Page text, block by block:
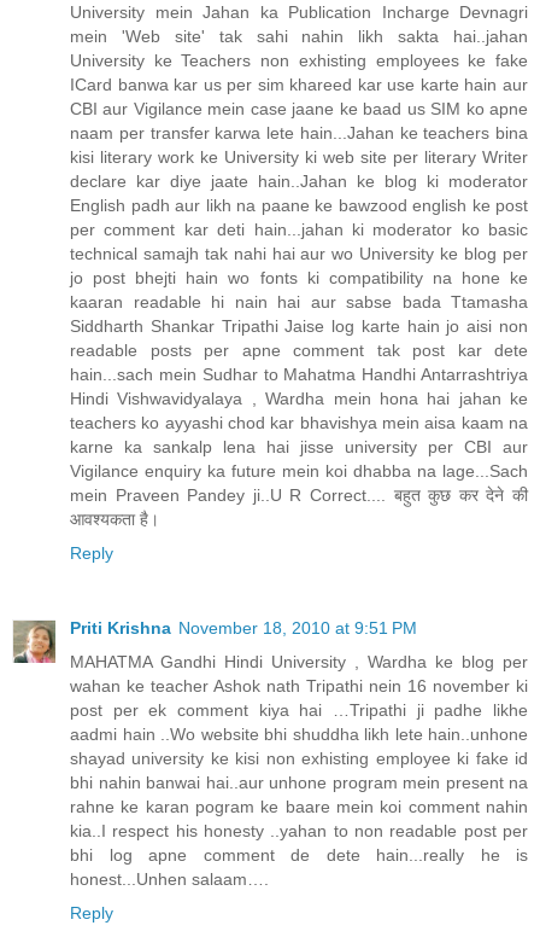
University mein Jahan ka Publication Incharge Devnagri
mein 'Web site' tak sahi nahin likh sakta hai..jahan
University ke Teachers non exhisting employees ke fake
ICard banwa kar us per sim khareed kar use karte hain aur
CBI aur Vigilance mein case jaane ke baad us SIM ko apne
naam per transfer karwa lete hain...Jahan ke teachers bina
kisi literary work ke University ki web site per literary Writer
declare kar diye jaate hain..Jahan ke blog ki moderator
English padh aur likh na paane ke bawzood english ke post
per comment kar deti hain...jahan ki moderator ko basic
technical samajh tak nahi hai aur wo University ke blog per
jo post bhejti hain wo fonts ki compatibility na hone ke
kaaran readable hi nain hai aur sabse bada Ttamasha
Siddharth Shankar Tripathi Jaise log karte hain jo aisi non
readable posts per apne comment tak post kar dete
hain...sach mein Sudhar to Mahatma Handhi Antarrashtriya
Hindi Vishwavidyalaya , Wardha mein hona hai jahan ke
teachers ko ayyashi chod kar bhavishya mein aisa kaam na
karne ka sankalp lena hai jisse university per CBI aur
Vigilance enquiry ka future mein koi dhabba na lage...Sach
mein Praveen Pandey ji..U R Correct.... बहुत कुछ कर देने की
आवश्यकता है।
Reply
Priti Krishna November 18, 2010 at 9:51 PM
MAHATMA Gandhi Hindi University , Wardha ke blog per
wahan ke teacher Ashok nath Tripathi nein 16 november ki
post per ek comment kiya hai …Tripathi ji padhe likhe
aadmi hain ..Wo website bhi shuddha likh lete hain..unhone
shayad university ke kisi non exhisting employee ki fake id
bhi nahin banwai hai..aur unhone program mein present na
rahne ke karan pogram ke baare mein koi comment nahin
kia..I respect his honesty ..yahan to non readable post per
bhi log apne comment de dete hain...really he is
honest...Unhen salaam….
Reply